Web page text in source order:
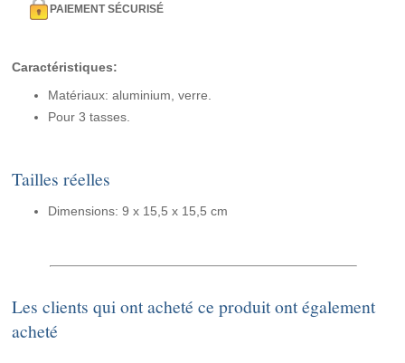
PAIEMENT SÉCURISÉ
Caractéristiques:
Matériaux: aluminium, verre.
Pour 3 tasses.
Tailles réelles
Dimensions: 9 x 15,5 x 15,5 cm
Les clients qui ont acheté ce produit ont également
acheté